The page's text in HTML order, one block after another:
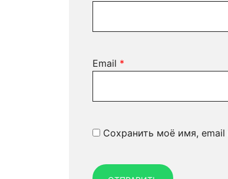
Email *
Сохранить моё имя, email